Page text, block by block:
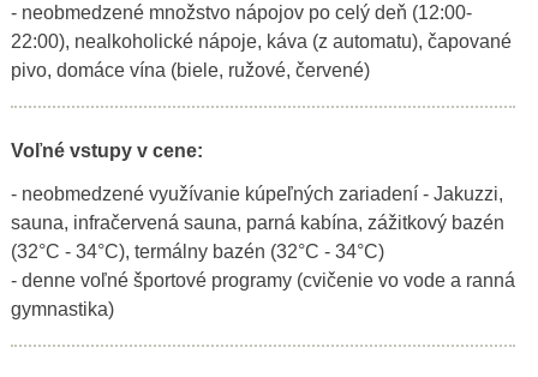
- neobmedzené množstvo nápojov po celý deň (12:00-
22:00), nealkoholické nápoje, káva (z automatu), čapované
pivo, domáce vína (biele, ružové, červené)
Voľné vstupy v cene:
- neobmedzené využívanie kúpeľných zariadení - Jakuzzi,
sauna, infračervená sauna, parná kabína, zážitkový bazén
(32°C - 34°C), termálny bazén (32°C - 34°C)
- denne voľné športové programy (cvičenie vo vode a ranná
gymnastika)